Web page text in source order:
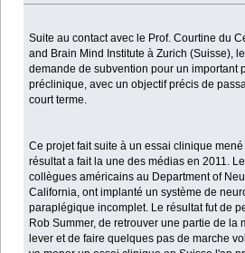
Suite au contact avec le Prof. Courtine du
and Brain Mind Institute à Zurich (Suisse),
demande de subvention pour un important
préclinique, avec un objectif précis de
court terme.
Ce projet fait suite à un essai clinique
résultat a fait la une des médias en 2011.
collègues américains au Department of
California, ont implanté un système de
paraplégique incomplet. Le résultat fut de
Rob Summer, de retrouver une partie de la
lever et de faire quelques pas de marche